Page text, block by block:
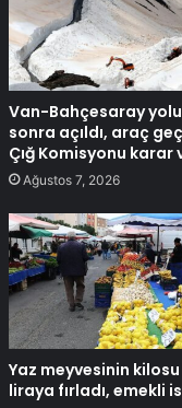
Van-Bahçesaray
sonra açıldı, araç
Çığ Komisyonu karar
Ağustos 7, 2026
Yaz meyvesinin
liraya fırladı, emekli